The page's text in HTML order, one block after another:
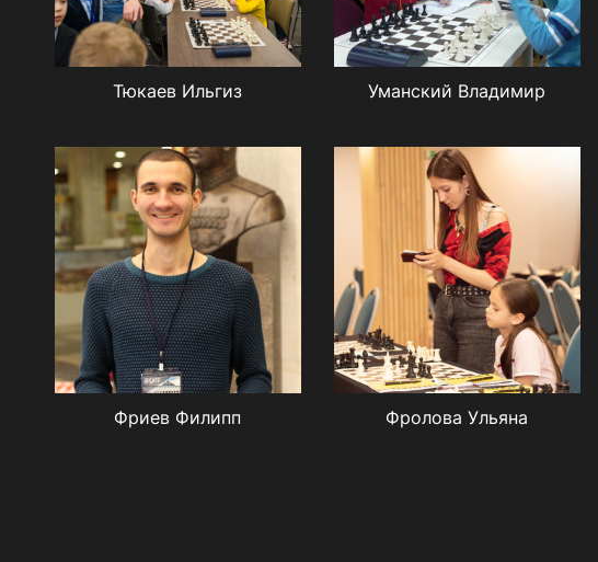
Тюкаев Ильгиз Уманский Владимир
Фриев Филипп Фролова Ульяна